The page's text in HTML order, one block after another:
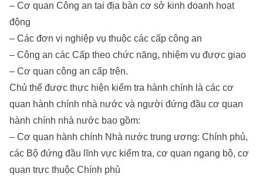
– Cơ quan Công an tại địa bàn cơ sở kinh doanh hoạt
động
– Các đơn vị nghiệp vụ thuộc các cấp công an
– Công an các Cấp theo chức năng, nhiệm vụ được giao
– Cơ quan công an cấp trên.
Chủ thể được thực hiện kiểm tra hành chính là các cơ
quan hành chính nhà nước và người đứng đầu cơ quan
hành chính nhà nước bao gồm:
– Cơ quan hành chính Nhà nước trung ương: Chính phủ,
các Bộ đứng đầu lĩnh vực kiểm tra, cơ quan ngang bộ, cơ
quan trực thuộc Chính phủ